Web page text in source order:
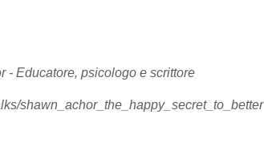
- Educatore, psicologo e scrittore
shawn_achor_the_happy_secret_to_better